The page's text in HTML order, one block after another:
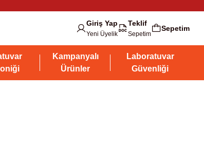
Giriş Yap
Yeni Üyelik
Teklif
Sepetim
Sepetim
Kampanyalı
Ürünler
Laboratuvar
Güvenliği